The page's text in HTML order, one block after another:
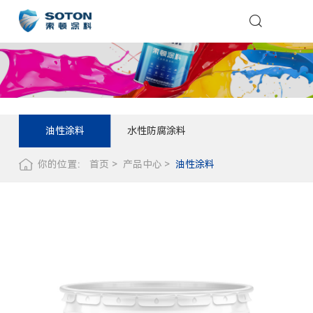
油性涂料 水性防腐涂料
你的位置： 首页 产品中心 油性涂料